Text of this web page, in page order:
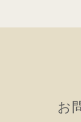
ナ
お